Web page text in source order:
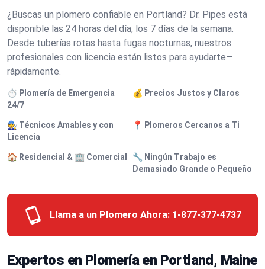
¿Buscas un plomero confiable en Portland? Dr. Pipes está
disponible las 24 horas del día, los 7 días de la semana.
Desde tuberías rotas hasta fugas nocturnas, nuestros
profesionales con licencia están listos para ayudarte—
rápidamente.
⏱️ Plomería de Emergencia
24/7
💰 Precios Justos y Claros
🧑‍🔧 Técnicos Amables y con
Licencia
📍 Plomeros Cercanos a Ti
🏠 Residencial & 🏢 Comercial
🔧 Ningún Trabajo es
Demasiado Grande o Pequeño
Llama a un Plomero Ahora: 1-877-377-4737
Expertos en Plomería en Portland, Maine